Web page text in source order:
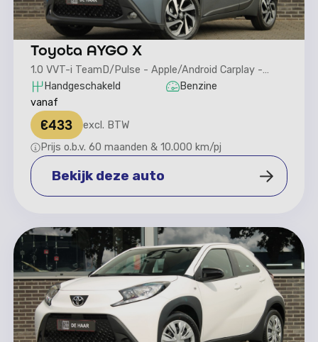
Toyota AYGO X
1.0 VVT-i TeamD/Pulse - Apple/Android Carplay -
Camera achter
Handgeschakeld
Benzine
vanaf
€433
excl. BTW
Prijs o.b.v. 60 maanden & 10.000 km/pj
Bekijk deze auto